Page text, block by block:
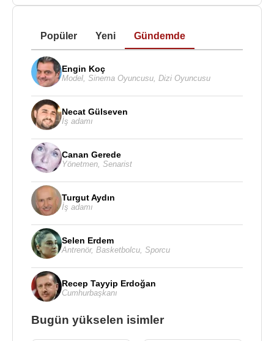
Popüler Yeni Gündemde
Engin Koç
Model Sinema Oyuncusu Dizi Oyuncusu
Necat Gülseven
İş adamı
Canan Gerede
Yönetmen Senarist
Turgut Aydın
İş adamı
Selen Erdem
Antrenör, Basketbolcu Sporcu
Recep Tayyip Erdoğan
Cumhurbaşkanı
Bugün yükselen isimler